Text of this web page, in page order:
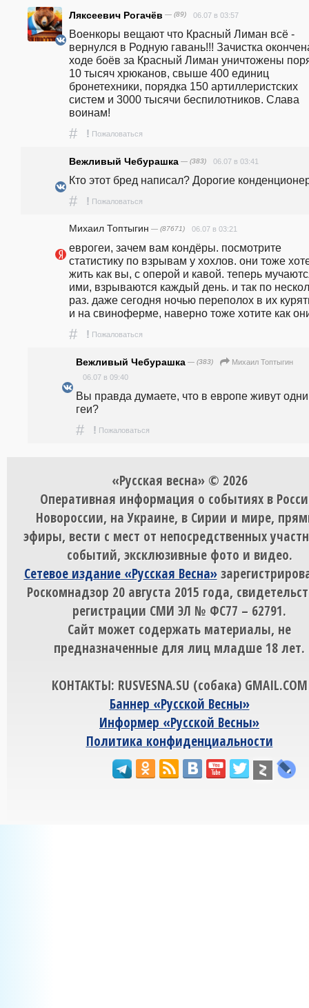
Ляксеевич Рогачёв — (89) 06.07 в 03:57
Военкоры вещают что Красный Лиман всё -
вернулся в Родную гавань!!! Зачистка
ходе боёв за Красный Лиман уничтожены
10 тысяч хрюканов, свыше 400 единиц
бронетехники, порядка 150 артиллеристских
систем и 3000 тысячи беспилотников. Слава
воинам!
# ! Пожаловаться
Вежливый Чебурашка — (383) 06.07 в 03:41
# ! Пожаловаться
Михаил Топтыгин — (87671) 06.07 в 03:21
еврогеи, зачем вам кондёры. посмотрите
статистику по взрывам у хохлов. они тоже
жить как вы, с оперой и кавой. теперь
ими, взрываются каждый день. и так по
раз. даже сегодня ночью переполох в их
и на свиноферме, наверно тоже хотите как
# ! Пожаловаться
Вежливый Чебурашка — (383)
Михаил Топтыгин
06.07 в 09:40
Вы правда думаете, что в европе живут одни
геи?
# ! Пожаловаться
«Русская весна» © 2026
Оперативная информация о событиях в
Новороссии, на Украине, в Сирии и мире,
эфиры, вести с мест от непосредственных
событий, эксклюзивные фото и видео.
Сетевое издание «Русская Весна»
Роскомнадзор 20 августа 2015 года,
регистрации СМИ ЭЛ № ФС77 – 62791.
Сайт может содержать материалы, не
предназначенные для лиц младше 18 лет.
КОНТАКТЫ: RUSVESNA.SU (собака) GMAIL.COM
Баннер «Русской Весны»
Информер «Русской Весны»
Политика конфиденциальности